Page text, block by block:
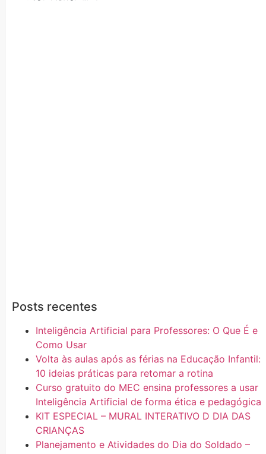
Posts recentes
Inteligência Artificial para Professores: O Que É e
Como Usar
Volta às aulas após as férias na Educação Infantil:
10 ideias práticas para retomar a rotina
Curso gratuito do MEC ensina professores a usar
Inteligência Artificial de forma ética e pedagógica
KIT ESPECIAL – MURAL INTERATIVO D DIA DAS
CRIANÇAS
Planejamento e Atividades do Dia do Soldado –